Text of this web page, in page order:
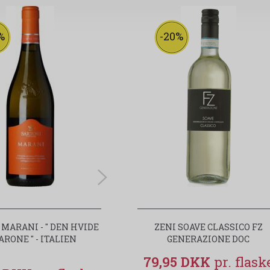
MARANI - " DEN HVIDE
" - ITALIEN
-23%
SARTORI MARANI - " DEN HVIDE
AMARONE " ITALIEN - KASSEKØB
-20%
ZENI SOAVE CLASSICO FZ
GENERAZIONE DOC
79,95 DKK